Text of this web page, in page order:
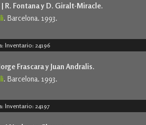
R. Fontana y D. Giralt-Miracle.
. Barcelona. 1993.
Inventario: 24196
Frascara y Juan Andralis.
. Barcelona. 1993.
Inventario: 24197